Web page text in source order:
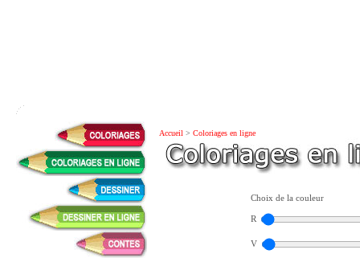
Accueil > Coloriages en ligne
Choix de la couleur
R
V